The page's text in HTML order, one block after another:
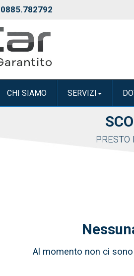
0885.782792
CHI SIAMO SERVIZI
PRESTO
Al momento non ci